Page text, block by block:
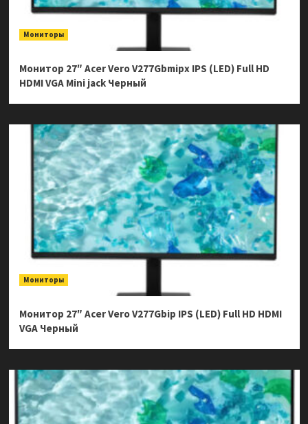
Мониторы
Монитор 27″ Acer Vero V277Gbmipx IPS (LED) Full HD
HDMI VGA Mini jack Черный
Мониторы
Монитор 27″ Acer Vero V277Gbip IPS (LED) Full HD HDMI
VGA Черный